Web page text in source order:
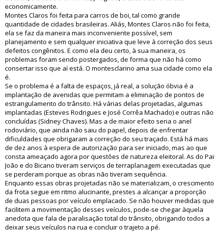
economicamente.
Montes Claros foi feita para carros de boi, tal como grande
quantidade de cidades brasileiras. Aliás, Montes Claros não foi feita,
ela se faz da maneira mais inconveniente possível, sem
planejamento e sem qualquer iniciativa que leve à correção dos seus
defeitos congênitos. E como ela deu certo, à sua maneira, os
problemas foram sendo postergados, de forma que não há como
consertar isso que aí está. O montesclarino ama sua cidade como ela
é.
Se o problema é a falta de espaços, já real, a solução óbvia é a
implantação de avenidas que permitam a eliminação de pontos de
estrangulamento do trânsito. Há várias delas projetadas, algumas
implantadas (Esteves Rodrigues e José Corrêa Machado) e outras não
concluídas (Sidney Chaves). Mas a de maior efeito seria o anel
rodoviário, que ainda não saiu do papel, depois de enfrentar
dificuldades que obrigaram a correção do seu traçado. Está há mais
de dez anos à espera de autorização para ser iniciado, mas ao que
consta ameaçado agora por questões de natureza eleitoral. As do Pai
João e do Bicano tiveram serviços de terraplanagem executadas que
se perderam porque as obras não tiveram sequência.
Enquanto essas obras projetadas não se materializam, o crescimento
da frota segue em ritmo alucinante, prestes a alcançar a proporção
de duas pessoas por veículo emplacado. Se não houver medidas que
facilitem a movimentação desses veículos, pode-se chegar àquela
anedota que fala de paralisação total do trânsito, obrigando todos a
deixar seus veículos na rua e concluir o trajeto a pé.